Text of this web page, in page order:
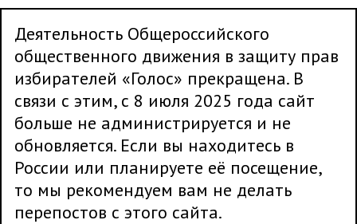
Деятельность Общероссийского
общественного движения в защиту прав
избирателей «Голос» прекращена. В
связи с этим, с 8 июля 2025 года сайт
больше не администрируется и не
обновляется. Если вы находитесь в
России или планируете её посещение,
то мы рекомендуем вам не делать
перепостов с этого сайта.